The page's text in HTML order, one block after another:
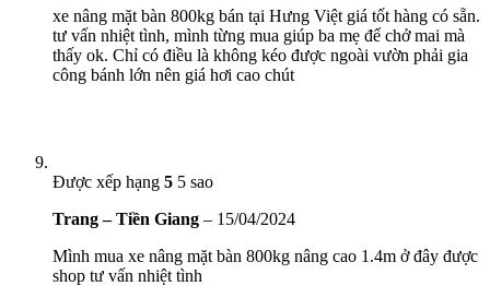
xe nâng mặt bàn 800kg bán tại Hưng Việt giá tốt hàng có sẵn.
tư vấn nhiệt tình, mình từng mua giúp ba mẹ để chở mai mà
thấy ok. Chỉ có điều là không kéo được ngoài vườn phải gia
công bánh lớn nên giá hơi cao chút
Được xếp hạng 5 5 sao
Trang – Tiền Giang – 15/04/2024
Mình mua xe nâng mặt bàn 800kg nâng cao 1.4m ở đây được
shop tư vấn nhiệt tình